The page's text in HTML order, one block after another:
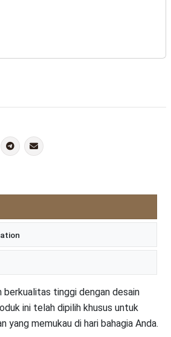
berkualitas tinggi dengan desain
ini telah dipilih khusus untuk
yang memukau di hari bahagia Anda.